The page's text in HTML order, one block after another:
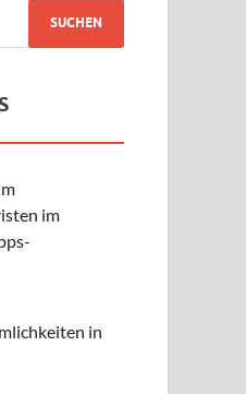
im
in